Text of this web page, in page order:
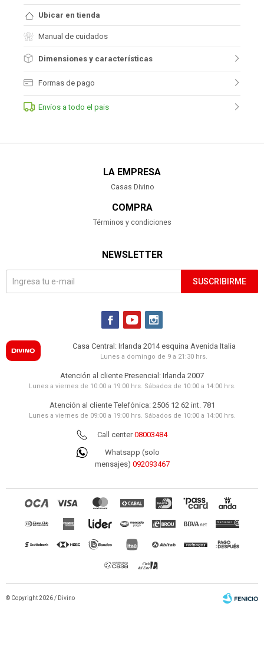
Ubicar en tienda
Manual de cuidados
Dimensiones y características
Formas de pago
Envíos a todo el pais
LA EMPRESA
Casas Divino
COMPRA
Términos y condiciones
NEWSLETTER
SUSCRIBIRME
  
Casa Central: Irlanda 2014 esquina Avenida Italia
Lunes a domingo de 9 a 21:30 hrs.
Atención al cliente Presencial: Irlanda 2007
Lunes a viernes de 10:00 a 19:00 hrs. Sábados de 10:00 a 14:00 hrs.
Atención al cliente Telefónica: 2506 12 62 int. 781
Lunes a viernes de 09:00 a 19:00 hrs. Sábados de 10:00 a 14:00 hrs.
Call center08003484
Whatsapp (solo
mensajes) 092093467
© Copyright 2026 / Divino